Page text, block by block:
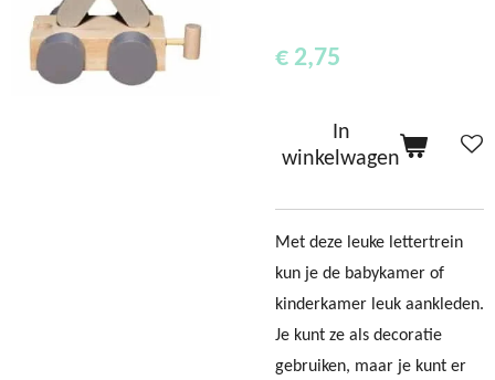
€ 2,75
In
winkelwagen
Met deze leuke lettertrein
kun je de babykamer of
kinderkamer leuk aankleden.
Je kunt ze als decoratie
gebruiken, maar je kunt er